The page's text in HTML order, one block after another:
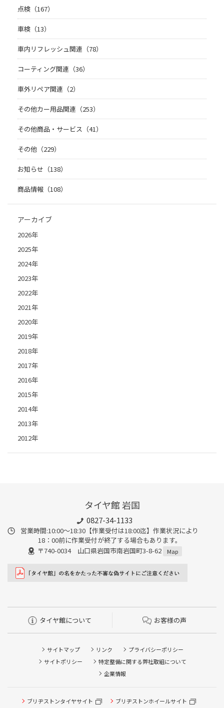
点検（167）
車検（13）
車内リフレッシュ関連（78）
コーティング関連（36）
車外リペア関連（2）
その他カー用品関連（253）
その他商品・サービス（41）
その他（229）
お知らせ（138）
商品情報（108）
アーカイブ
2026年
2025年
2024年
2023年
2022年
2021年
2020年
2019年
2018年
2017年
2016年
2015年
2014年
2013年
2012年
タイヤ館 岩国
0827-34-1133
営業時間:10:00〜18:30【作業受付は18:00迄】作業状況により
18：00前に作業受付が終了する場合もあります。
〒740-0034 山口県岩国市南岩国町3-8-62
Map
タイヤ館について お客様の声
サイトマップ リンク
プライバシーポリシー
サイトポリシー
特定整備に関する弊社取組について
企業情報
ブリヂストンタイヤサイト ブリヂストンホイールサイト
タイヤ点検・安全点検/タイヤ履き替え/オイル交換/その他